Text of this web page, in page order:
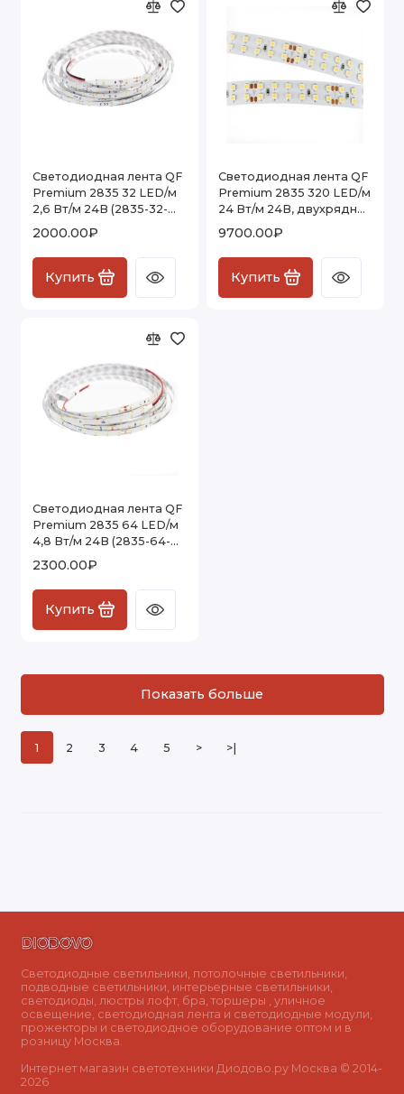
Светодиодная лента QF
Premium 2835 32 LED/м
2,6 Вт/м 24В (2835-32-
2000.00₽
Купить
Светодиодная лента QF
Premium 2835 320 LED/м
24 Вт/м 24В, двухрядная
IP20, 5м
9700.00₽
Купить
Светодиодная лента QF
Premium 2835 64 LED/м
4,8 Вт/м 24В (2835-64-
2300.00₽
Купить
1 2 3 4 5 > >|
Показать больше
Светодиодные светильники, потолочные светильники,
подводные светильники, интерьерные светильники,
светодиоды, люстры лофт, бра, торшеры , уличное
освещение, светодиодная лента и светодиодные модули,
прожекторы и светодиодное оборудование оптом и в
розницу Москва.
Интернет магазин светотехники Диодово.ру Москва © 2014-
2026